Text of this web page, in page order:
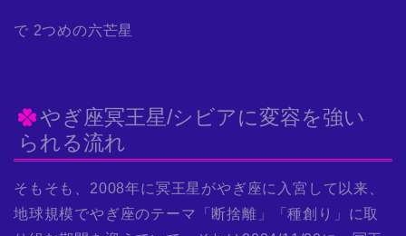
で 2つめの六芒星
やぎ座冥王星/シビアに変容を強い
られる流れ
そもそも、2008年に冥王星がやぎ座に入宮して以来、
地球規模でやぎ座のテーマ「断捨離」「種創り」に取